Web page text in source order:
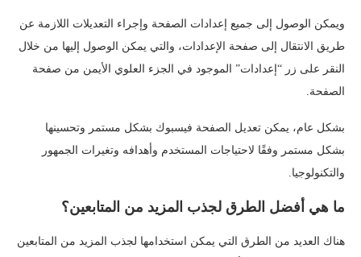
ويمكن الوصول إلى جميع إعدادات الصفحة وإجراء التعديلات اللازمة عن
طريق الانتقال إلى صفحة الإعدادات، والتي يمكن الوصول إليها من خلال
النقر على زر “إعدادات” الموجود في الجزء العلوي الأيمن من صفحة
الصفحة.
بشكل عام، يمكن تعديل الصفحة فيسبوك بشكل مستمر وتحسينها
بشكل مستمر وفقًا لاحتياجات المستخدم وأهدافه وتغيرات الجمهور
والتكنولوجيا.
ما هي أفضل الطرق لجذب المزيد من المتابعين؟
هناك العديد من الطرق التي يمكن استخدامها لجذب المزيد من المتابعين